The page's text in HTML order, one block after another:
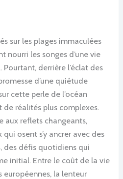
sur les plages immaculées
nourri les songes d’une vie
derrière l’éclat des
d’une quiétude
cette perle de l’océan
de réalités plus complexes.
aux reflets changeants,
osent s’y ancrer avec des
des défis quotidiens qui
initial. Entre le coût de la vie
européennes, la lenteur